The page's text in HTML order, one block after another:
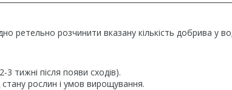
ретельно розчинити вказану кількість добрива у
тижні після появи сходів).
рослин і умов вирощування.